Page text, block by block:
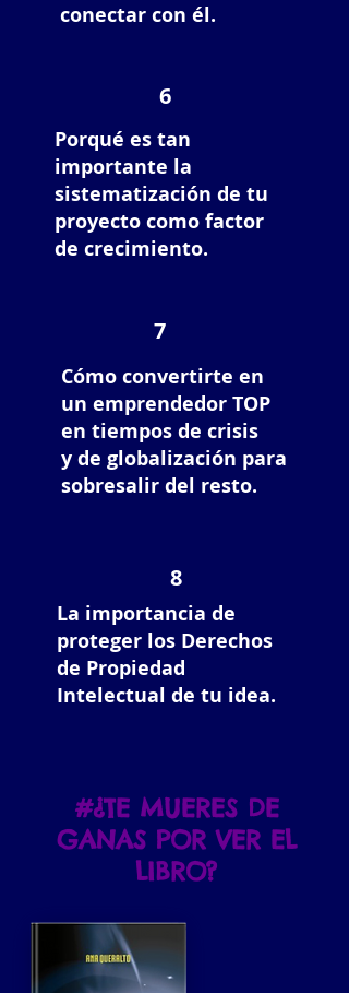
conectar con él.
6
Porqué es tan
importante la
sistematización de tu
proyecto como factor
de crecimiento.
7
Cómo convertirte en
un emprendedor TOP
en tiempos de crisis
y de globalización para
sobresalir del resto.
8
La importancia de
proteger los Derechos
de Propiedad
Intelectual de tu idea.
#¿TE MUERES DE
GANAS POR VER EL
LIBRO?